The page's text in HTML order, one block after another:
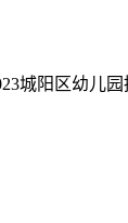
阳区幼儿